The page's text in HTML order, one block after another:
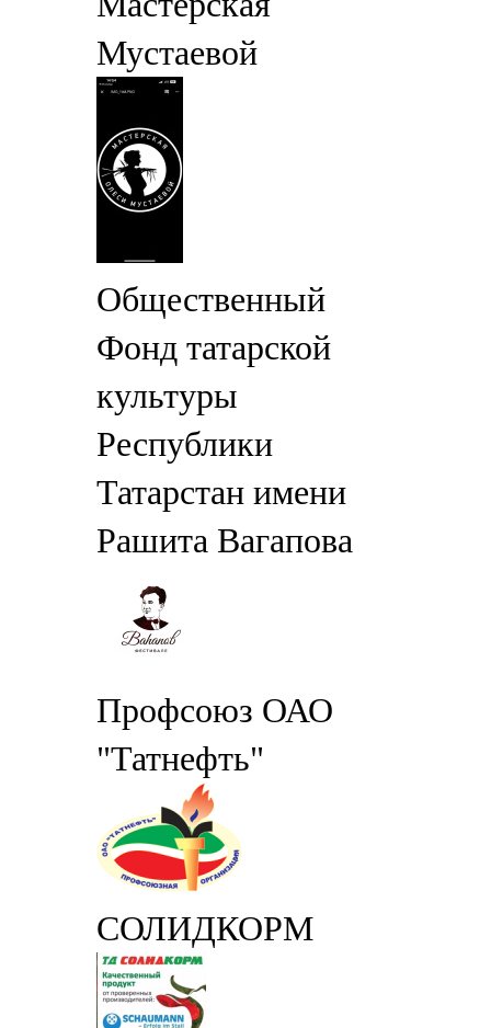
Мустаевой
Общественный
Фонд татарской
культуры
Республики
Татарстан имени
Рашита Вагапова
Профсоюз ОАО
"Татнефть"
СОЛИДКОРМ